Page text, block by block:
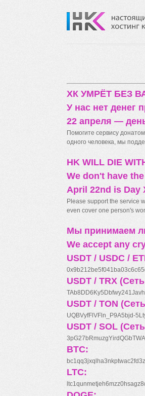
ХК УМРЁТ БЕЗ
У нас нет денег
22 апреля —
Помогите сервису
одного человека, мы
HK WILL DIE
We don't have
April 22nd is Day
Please support the service
even cover one person's
Мы принимаем
We accept any
USDT / USDC /
USDT / TRX
USDT / TON
UQBVyfFlVFln_P9A5bjd-
USDT / SOL
BTC:
LTC: